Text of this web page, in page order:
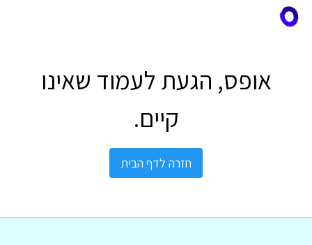
אופס, הגעת לעמוד שאינו
קיים.
חזרה לדף הבית